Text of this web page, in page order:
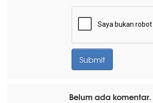
Belum ada komentar.